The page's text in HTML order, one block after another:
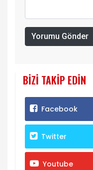
Yorumu Gönder
BIZI TAKIP EDIN
Facebook
Twitter
Youtube